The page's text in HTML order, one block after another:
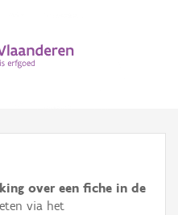
over een fiche in de
via het